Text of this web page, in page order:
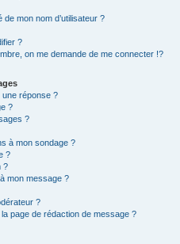
mon nom d’utilisateur ?
?
on me demande de me connecter !?
réponse ?
?
?
à mon sondage ?
?
?
mon message ?
?
page de rédaction de message ?